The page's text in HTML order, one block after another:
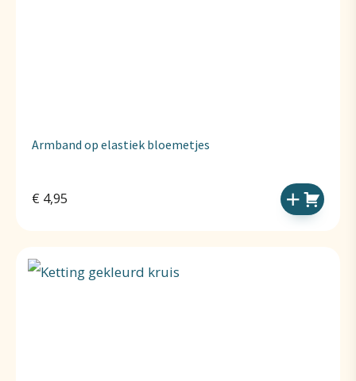
Armband op elastiek bloemetjes
€ 4,95